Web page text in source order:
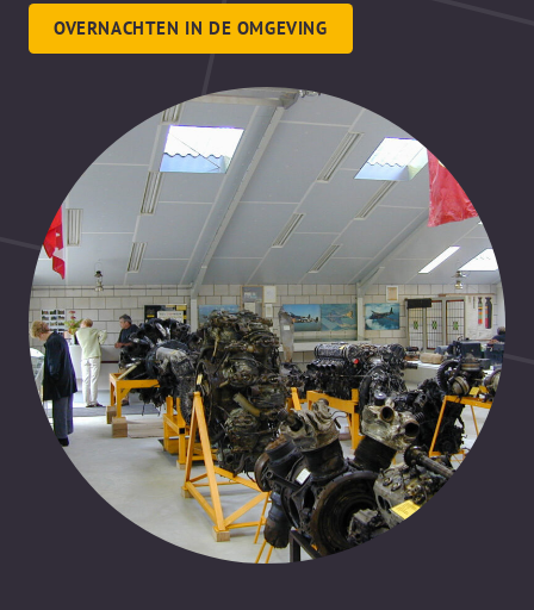
OVERNACHTEN IN DE OMGEVING